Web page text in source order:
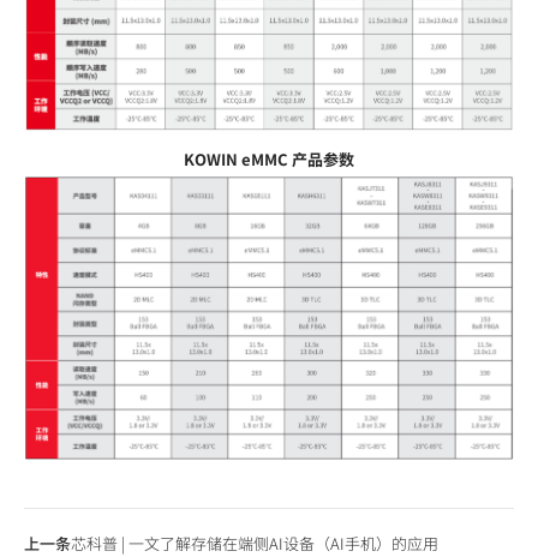
KOWIN eMMC 产品参数
上一条芯科普 | 一文了解存储在端侧AI设备（AI手机）的应用